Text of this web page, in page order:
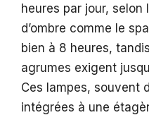
heures par jour, selon
d’ombre comme le
bien à 8 heures,
agrumes exigent
Ces lampes, souvent
intégrées à une